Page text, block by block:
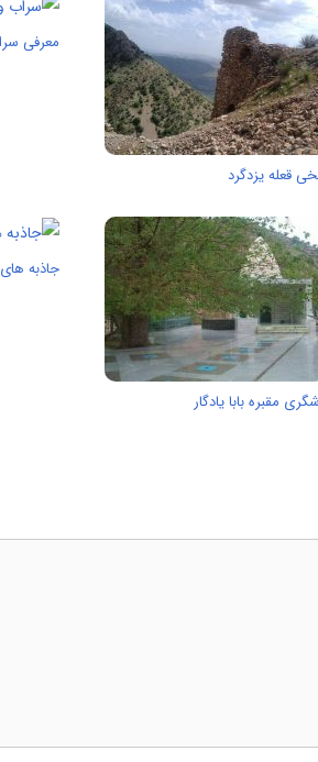
قعله یزدگرد
معرفی
مقبره‌ بابا یادگار
جاذبه